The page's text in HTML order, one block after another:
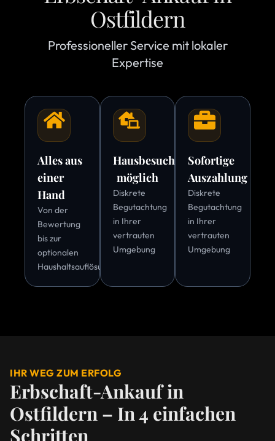
Ostfildern
Professioneller Service mit lokaler
Expertise
Alles aus
einer
Hand
Von der
Bewertung
bis zur
optionalen
Haushaltsauflösung
Hausbesuche
möglich
Diskrete
Begutachtung
in Ihrer
vertrauten
Umgebung
Sofortige
Auszahlung
Diskrete
Begutachtung
in Ihrer
vertrauten
Umgebung
IHR WEG ZUM ERFOLG
Erbschaft-Ankauf in
Ostfildern – In 4 einfachen
Schritten